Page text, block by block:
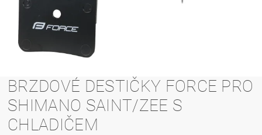
BRZDOVÉ DESTIČKY FORCE PRO
SHIMANO SAINT/ZEE S
CHLADIČEM